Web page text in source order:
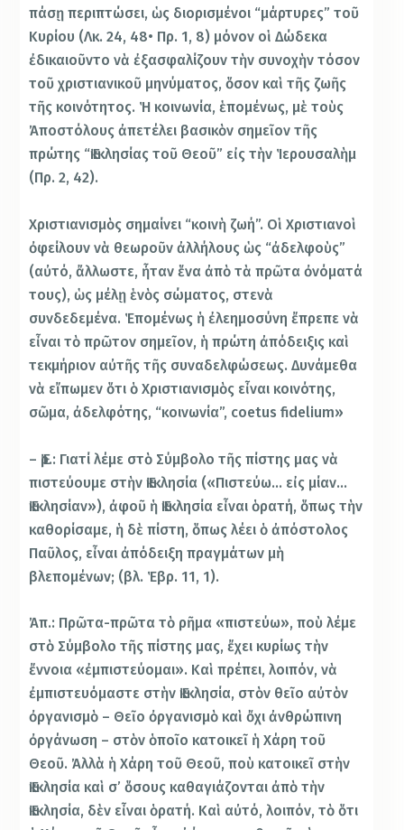
πάσῃ περιπτώσει, ὡς διορισμένοι “μάρτυρες” τοῦ
Κυρίου (Λκ. 24, 48• Πρ. 1, 8) μόνον οἱ Δώδεκα
ἐδικαιοῦντο νὰ ἐξασφαλίζουν τὴν συνοχὴν τόσον
τοῦ χριστιανικοῦ μηνύματος, ὅσον καὶ τῆς ζωῆς
τῆς κοινότητος. Ἡ κοινωνία, ἑπομένως, μὲ τοὺς
Ἀποστόλους ἀπετέλει βασικὸν σημεῖον τῆς
πρώτης “Ἐκκλησίας τοῦ Θεοῦ” εἰς τὴν Ἱερουσαλὴμ
(Πρ. 2, 42).
Χριστιανισμὸς σημαίνει “κοινὴ ζωή”. Οἱ Χριστιανοὶ
ὀφείλουν νὰ θεωροῦν ἀλλήλους ὡς “ἀδελφοὺς”
(αὐτό, ἄλλωστε, ἦταν ἕνα ἀπὸ τὰ πρῶτα ὀνόματά
τους), ὡς μέλῃ ἑνὸς σώματος, στενὰ
συνδεδεμένα. Ἑπομένως ἡ ἐλεημοσύνη ἔπρεπε νὰ
εἶναι τὸ πρῶτον σημεῖον, ἡ πρώτη ἀπόδειξις καὶ
τεκμήριον αὐτῆς τῆς συναδελφώσεως. Δυνάμεθα
νὰ εἴπωμεν ὅτι ὁ Χριστιανισμὸς εἶναι κοινότης,
σῶμα, ἀδελφότης, “κοινωνία”, coetus fidelium»
– Ἐρ.: Γιατί λέμε στὸ Σύμβολο τῆς πίστης μας νὰ
πιστεύουμε στὴν Ἐκκλησία («Πιστεύω… εἰς μίαν…
Ἐκκλησίαν»), ἀφοῦ ἡ Ἐκκλησία εἶναι ὁρατή, ὅπως τὴν
καθορίσαμε, ἡ δὲ πίστη, ὅπως λέει ὁ ἀπόστολος
Παῦλος, εἶναι ἀπόδειξη πραγμάτων μὴ
βλεπομένων; (βλ. Ἑβρ. 11, 1).
Ἀπ.: Πρῶτα-πρῶτα τὸ ρῆμα «πιστεύω», ποὺ λέμε
στὸ Σύμβολο τῆς πίστης μας, ἔχει κυρίως τὴν
ἔννοια «ἐμπιστεύομαι». Καὶ πρέπει, λοιπόν, νὰ
ἐμπιστευόμαστε στὴν Ἐκκλησία, στὸν θεῖο αὐτὸν
ὀργανισμὸ – Θεῖο ὀργανισμὸ καὶ ὄχι ἀνθρώπινη
ὀργάνωση – στὸν ὁποῖο κατοικεῖ ἡ Χάρη τοῦ
Θεοῦ. Ἀλλὰ ἡ Χάρη τοῦ Θεοῦ, ποὺ κατοικεῖ στὴν
Ἐκκλησία καὶ σ’ ὅσους καθαγιάζονται ἀπὸ τὴν
Ἐκκλησία, δὲν εἶναι ὁρατή. Καὶ αὐτό, λοιπόν, τὸ ὅτι